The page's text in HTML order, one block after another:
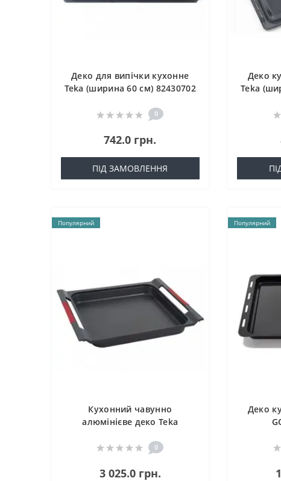
Деко для випічки кухонне
Teka (ширина 60 см) 82430702
0
742.0 грн.
ПІД ЗАМОВЛЕННЯ
Деко
Teka
Популярний
Кухонний чавунно
алюмінієве деко Teka
0
3 025.0 грн.
Популярний
Деко